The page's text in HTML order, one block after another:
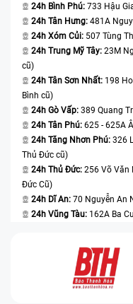
24h Bình Phú: 733 Hậu
24h Tân Hưng: 481A
24h Xóm Củi: 507 Tùng
24h Trung Mỹ Tây: 23M
cũ)
24h Tân Sơn Nhất: 198
Bình cũ)
24h Gò Vấp: 389 Quang
24h Tân Phú: 625 - 625A
24h Tăng Nhơn Phú: 326
Thủ Đức cũ)
24h Thủ Đức: 256 Võ Văn
Đức Cũ)
24h Dĩ An: 70 Nguyễn An
24h Vũng Tàu: 162A Ba